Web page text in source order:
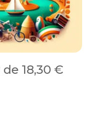
18,30 €